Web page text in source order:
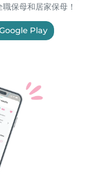
保母和居家保母！
Play